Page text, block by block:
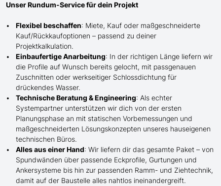
Unser Rundum-Service für dein Projekt
Flexibel beschaffen: Miete, Kauf oder maßgeschneiderte
Kauf/Rückkaufoptionen – passend zu deiner
Projektkalkulation.
Einbaufertige Anarbeitung: In der richtigen Länge liefern wir
die Profile auf Wunsch bereits gelocht, mit passgenauen
Zuschnitten oder werkseitiger Schlossdichtung für
drückendes Wasser.
Technische Beratung & Engineering: Als echter
Systempartner unterstützen wir dich von der ersten
Planungsphase an mit statischen Vorbemessungen und
maßgeschneiderten Lösungskonzepten unseres hauseigenen
technischen Büros.
Alles aus einer Hand: Wir liefern dir das gesamte Paket – von
Spundwänden über passende Eckprofile, Gurtungen und
Ankersysteme bis hin zur passenden Ramm- und Ziehtechnik,
damit auf der Baustelle alles nahtlos ineinandergreift.